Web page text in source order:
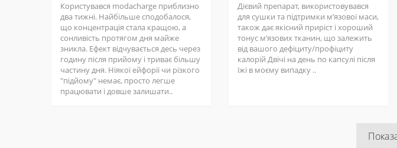
28.02.2023
Користувався modacharge приблизно
два тижні. Найбільше сподобалося,
що концентрація стала кращою, а
сонливість протягом дня майже
зникла. Ефект відчувається десь через
годину після прийому і триває більшу
частину дня. Ніякої ейфорії чи різкого
"підйому" немає, просто легше
працювати і довше залишати..
Дієвий препарат, використовувався
для сушки та підтримки мʼязової маси,
також дає якісний приріст і хороший
тонус мʼязових тканин, що залежить
від вашого дефіциту/профіциту
калорій Двічі на день по капсулі після
їжі в моєму випадку ..